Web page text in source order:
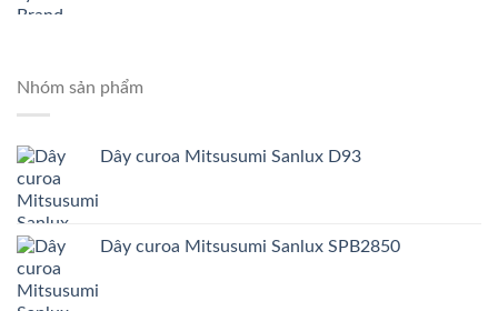
Nhóm sản phẩm
Dây curoa Mitsusumi Sanlux D93
Dây curoa Mitsusumi Sanlux SPB2850